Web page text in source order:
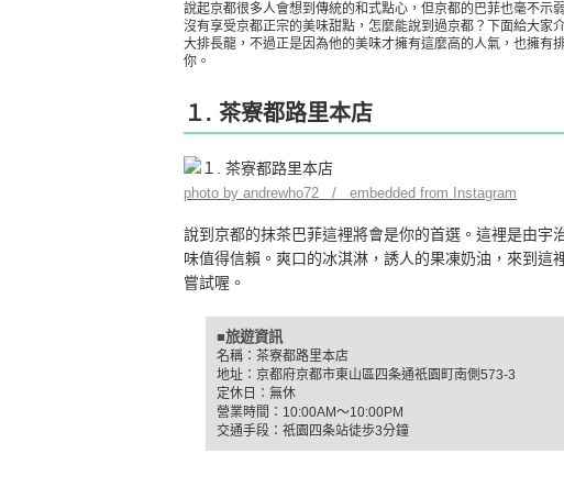
說起京都很多人會想到傳統的和式點心，但京都的巴菲也毫不
沒有享受京都正宗的美味甜點，怎麼能說到過京都？下面給大
大排長龍，不過正是因為他的美味才擁有這麼高的人氣，也擁有
你。
１. 茶寮都路里本店
photo by andrewho72 / embedded from Instagram
說到京都的抹茶巴菲這裡將會是你的首選。這裡是由
味值得信賴。爽口的冰淇淋，誘人的果凍奶油，來到
嘗試喔。
■旅遊資訊
名稱：茶寮都路里本店
地址：京都府京都市東山區四条通祇園町南側573-3
定休日：無休
營業時間：10:00AM～10:00PM
交通手段：祇園四条站徒歩3分鐘